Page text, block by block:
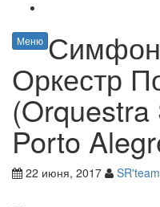
Меню
Оркестр
Porto
22 июня, 2017 SR'team